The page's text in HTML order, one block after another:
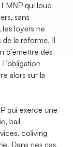
qui loue
sans
les loyers ne
la réforme. Il
d’émettre des
alors sur la
qui exerce une
bail
coliving
Dans ces cas,